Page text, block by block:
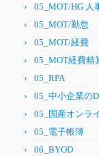
05_MOT/HG 人
05_MOT/勤怠
05_MOT/経費
05_MOT経費精
05_RPA
05_中小企業の
05_国産オンラ
05_電子帳簿
06_BYOD